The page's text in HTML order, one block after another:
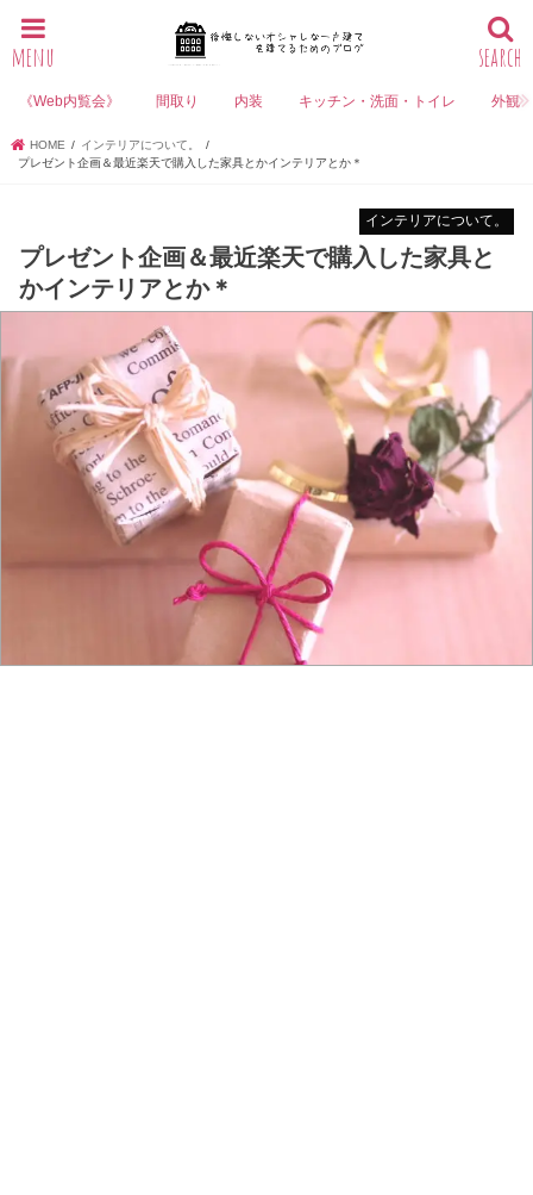
search
menu
《Web内覧会》 間取り 内装 キッチン・洗面・トイレ 外観
HOME
インテリアについて。
プレゼント企画＆最近楽天で購入した家具とかインテリアとか＊
インテリアについて。
プレゼント企画＆最近楽天で購入した家具と
かインテリアとか＊